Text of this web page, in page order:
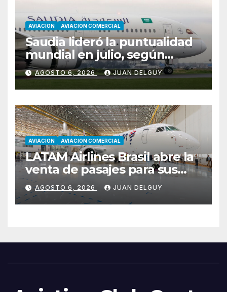
AVIACION AVIACION COMERCIAL
Saudia lideró la puntualidad
mundial en julio, según
Cirium
AGOSTO 6, 2026 JUAN DELGUY
AVIACION AVIACION COMERCIAL
LATAM Airlines Brasil abre la
venta de pasajes para sus
nuevos Embraer E195-E2 y
anuncia la expansión de su
red
AGOSTO 6, 2026 JUAN DELGUY